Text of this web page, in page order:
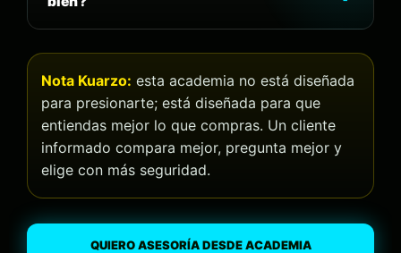
Nota Kuarzo: esta academia no está diseñada
para presionarte; está diseñada para que
entiendas mejor lo que compras. Un cliente
informado compara mejor, pregunta mejor y
elige con más seguridad.
QUIERO ASESORÍA DESDE ACADEMIA